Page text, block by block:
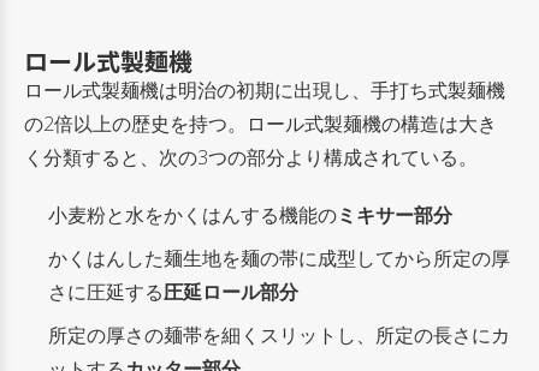
ロール式製麺機
ロール式製麺機は明治の初期に出現し、手打ち式製麺機
の2倍以上の歴史を持つ。ロール式製麺機の構造は大き
く分類すると、次の3つの部分より構成されている。
小麦粉と水をかくはんする機能のミキサー部分
かくはんした麺生地を麺の帯に成型してから所定の厚
さに圧延する圧延ロール部分
所定の厚さの麺帯を細くスリットし、所定の長さにカ